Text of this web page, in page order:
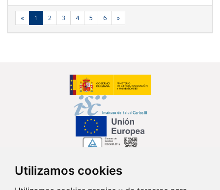
Utilizamos cookies
« 1 2 3 4 5 6 »
Síguenos en...